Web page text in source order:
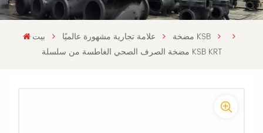
بيت علامة تجارية مشهورة عالميًا
مضخة KSB
مضخة الصرف الصحي الغاطسة من سلسلة KSB KRT